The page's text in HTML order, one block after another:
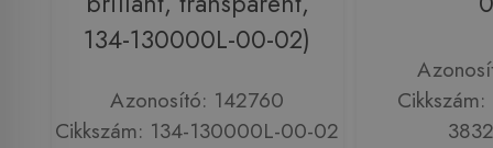
134-130000L-00-02)
Azonosító: 142760
Cikkszám: 134-130000L-00-02